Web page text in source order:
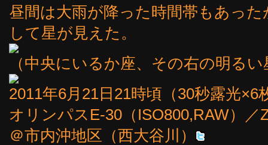
昼間は大雨が降った時間帯もあっ
して星が見えた。
（中央にいるか座、その右の明る
2011年6月21日21時頃（30秒露光×6
オリンパスE-30（ISO800,RAW）／
＠市内沖地区（西大谷川）